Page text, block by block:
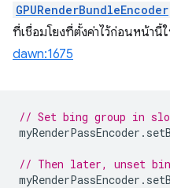
GPURenderBundleEncoder
ที่เชื่อมโยงที่ตั้งค่าไว้ก่อนหน้านี้
dawn:1675
// Set bing group in
myRenderPassEncoder .
// Then later, unset
myRenderPassEncoder .